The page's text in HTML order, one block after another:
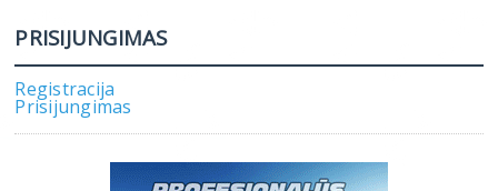
PRISIJUNGIMAS
Registracija
Prisijungimas